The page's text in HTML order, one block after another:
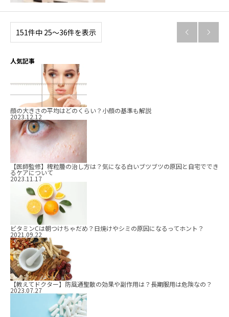
151件中 25〜36件を表示  
人気記事
顔の大きさの平均はどのくらい？小顔の基準も解説
2023.12.12
【医師監修】稗粒腫の治し方は？気になる白いブツブツの原因と自宅ででき
るケアについて
2023.11.17
ビタミンCは朝つけちゃだめ？日焼けやシミの原因になるってホント？
2021.09.22
【教えてドクター】防風通聖散の効果や副作用は？長期服用は危険なの？
2023.07.27